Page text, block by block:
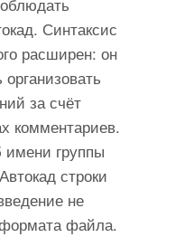
Синтаксис
расширен: он
за счёт
комментариев.
группы
строки
не
файла.